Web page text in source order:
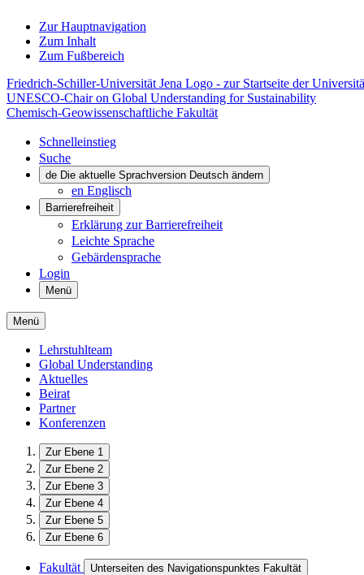
Zur Hauptnavigation
Zum Inhalt
Zum Fußbereich
Friedrich-Schiller-Universität Jena Logo - zur Startseite der
UNESCO-Chair on Global Understanding for Sustainability
Chemisch-Geowissenschaftliche Fakultät
Schnelleinstieg
Suche
de Die aktuelle Sprachversion Deutsch ändern
en Englisch
Barrierefreiheit
Erklärung zur Barrierefreiheit
Leichte Sprache
Gebärdensprache
Login
Menü
Menü
Lehrstuhlteam
Global Understanding
Aktuelles
Beirat
Partner
Konferenzen
Zur Ebene 1
Zur Ebene 2
Zur Ebene 3
Zur Ebene 4
Zur Ebene 5
Zur Ebene 6
Fakultät Unterseiten des Navigationspunktes Fakultät